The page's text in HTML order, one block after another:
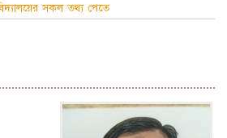
সকল তথ্য পেতে